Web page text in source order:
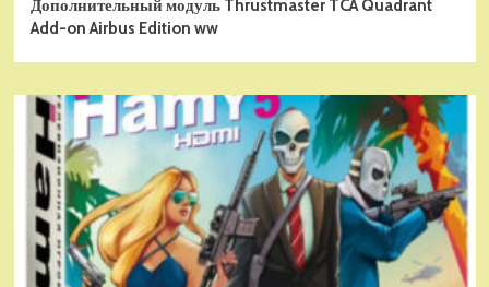
Дополнительный модуль Thrustmaster TCA Quadrant
Add-on Airbus Edition ww